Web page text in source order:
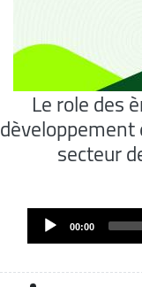
Le role des
dèveloppement
secteur
00:00